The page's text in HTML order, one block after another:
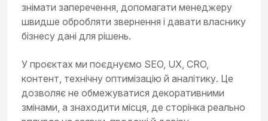
знімати заперечення, допомагати менеджеру
швидше обробляти звернення і давати власнику
бізнесу дані для рішень.
У проєктах ми поєднуємо SEO, UX, CRO,
контент, технічну оптимізацію й аналітику. Це
дозволяє не обмежуватися декоративними
змінами, а знаходити місця, де сторінка реально